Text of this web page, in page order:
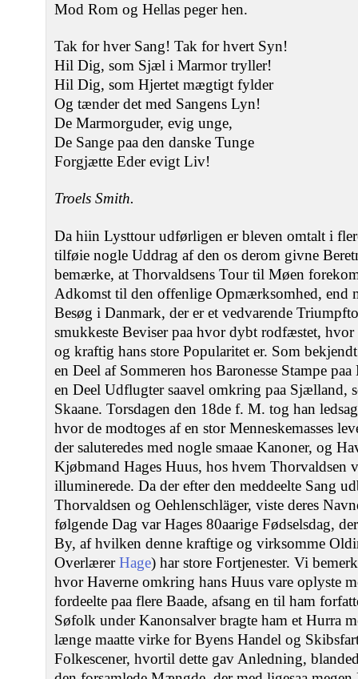
Mod Rom og Hellas peger hen.
Tak for hver Sang! Tak for hvert Syn!
Hil Dig, som Sjæl i Marmor tryller!
Hil Dig, som Hjertet mægtigt fylder
Og tænder det med Sangens Lyn!
De Marmorguder, evig unge,
De Sange paa den danske Tunge
Forgjætte Eder evigt Liv!
Troels Smith.
Da hiin Lysttour udførligen er bleven omtalt i
tilføie nogle Uddrag af den os derom givne
bemærke, at Thorvaldsens Tour til Møen
Adkomst til den offenlige Opmærksomhed, end
Besøg i Danmark, der er et vedvarende
smukkeste Beviser paa hvor dybt rodfæstet,
og kraftig hans store Popularitet er. Som
en Deel af Sommeren hos Baronesse Stampe
en Deel Udflugter saavel omkring paa Sjælland,
Skaane. Torsdagen den 18de f. M. tog han
hvor de modtoges af en stor Menneskemasses
der saluteredes med nogle smaae Kanoner, og
Kjøbmand Hages Huus, hos hvem Thorvaldsen
illuminerede. Da der efter den meddeelte Sang
Thorvaldsen og Oehlenschläger, viste deres
følgende Dag var Hages 80aarige Fødselsdag,
By, af hvilken denne kraftige og virksomme
OverlærerHage) har store Fortjenester. Vi
hvor Haverne omkring hans Huus vare oplyste
fordeelte paa flere Baade, afsang en til ham
Søfolk under Kanonsalver bragte ham et Hurra
længe maatte virke for Byens Handel og
Folkescener, hvortil dette gav Anledning,